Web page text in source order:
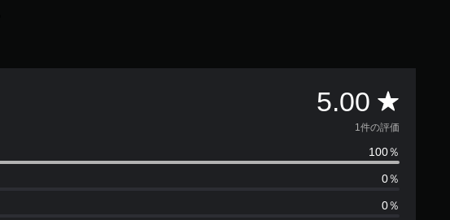
5.00 評
価
数
は
1件の評価
100％
0％
0％